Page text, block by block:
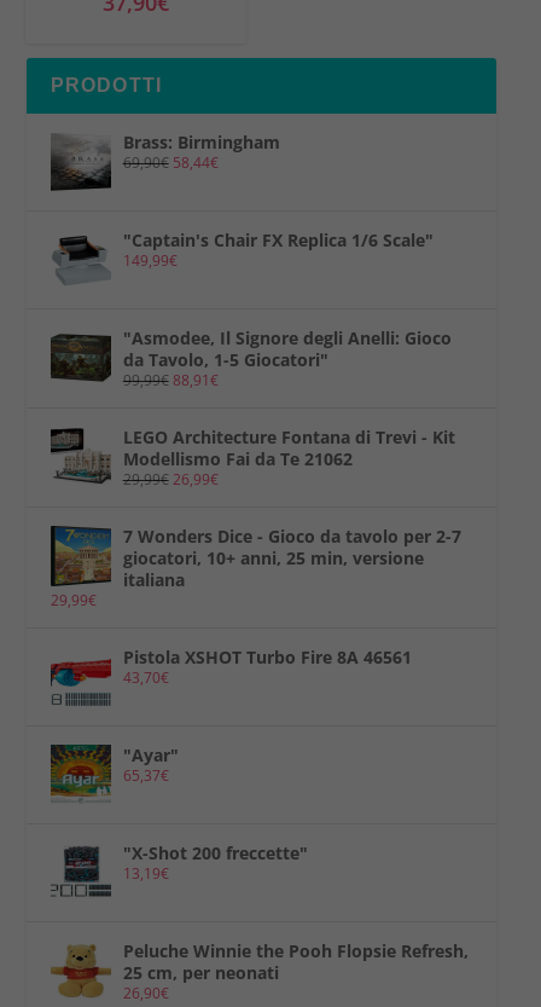
3
9
9
.
9
PRODOTTI
Brass: Birmingham
69,90€ 58,44€
"Captain's Chair FX Replica 1/6 Scale"
149,99€
"Asmodee, Il Signore degli Anelli: Gioco
da Tavolo, 1-5 Giocatori"
99,99€88,91€
LEGO Architecture Fontana di Trevi - Kit
Modellismo Fai da Te 21062
29,99€26,99€
7 Wonders Dice - Gioco da tavolo per 2-7
giocatori, 10+ anni, 25 min, versione
italiana
29,99€
Pistola XSHOT Turbo Fire 8A 46561
43,70€
"Ayar"
65,37€
"X-Shot 200 freccette"
13,19€
Peluche Winnie the Pooh Flopsie Refresh,
25 cm, per neonati
26,90€